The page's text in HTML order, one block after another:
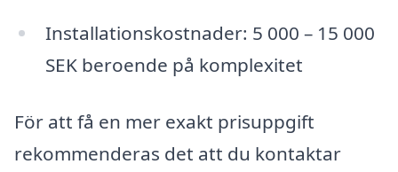
Installationskostnader: 5 000 – 15 000
SEK beroende på komplexitet
För att få en mer exakt prisuppgift
rekommenderas det att du kontaktar